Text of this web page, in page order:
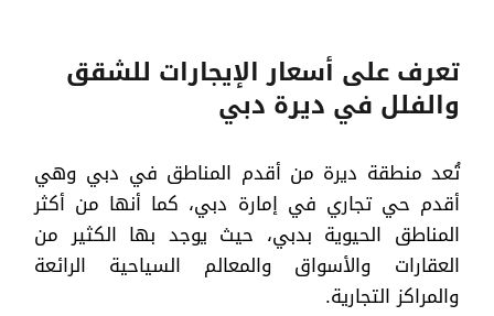
تعرف على أسعار الإيجارات للشقق
والفلل في ديرة دبي
تُعد منطقة ديرة من أقدم المناطق في دبي وهي
أقدم حي تجاري في إمارة دبي، كما أنها من أكثر
المناطق الحيوية بدبي، حيث يوجد بها الكثير من
العقارات والأسواق والمعالم السياحية الرائعة
والمراكز التجارية.